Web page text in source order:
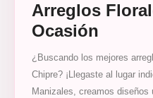
Arreglos
Ocasión
¿Buscando los mejores
Chipre? ¡Llegaste al lugar
Manizales, creamos